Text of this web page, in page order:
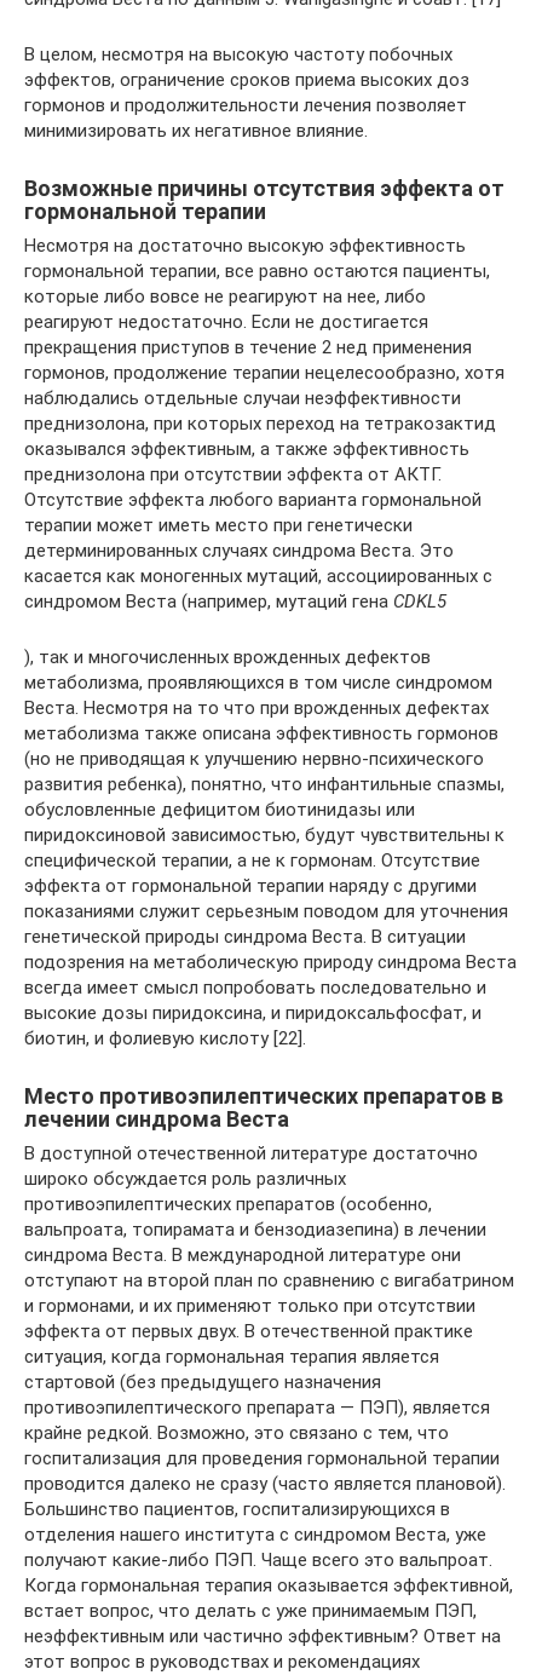
В целом, несмотря на высокую частоту побочных
эффектов, ограничение сроков приема высоких доз
гормонов и продолжительности лечения позволяет
минимизировать их негативное влияние.
Возможные причины отсутствия эффекта от
гормональной терапии
Несмотря на достаточно высокую эффективность
гормональной терапии, все равно остаются пациенты,
которые либо вовсе не реагируют на нее, либо
реагируют недостаточно. Если не достигается
прекращения приступов в течение 2 нед применения
гормонов, продолжение терапии нецелесообразно, хотя
наблюдались отдельные случаи неэффективности
преднизолона, при которых переход на тетракозактид
оказывался эффективным, а также эффективность
преднизолона при отсутствии эффекта от АКТГ.
Отсутствие эффекта любого варианта гормональной
терапии может иметь место при генетически
детерминированных случаях синдрома Веста. Это
касается как моногенных мутаций, ассоциированных с
синдромом Веста (например, мутаций гена CDKL5
), так и многочисленных врожденных дефектов
метаболизма, проявляющихся в том числе синдромом
Веста. Несмотря на то что при врожденных дефектах
метаболизма также описана эффективность гормонов
(но не приводящая к улучшению нервно-психического
развития ребенка), понятно, что инфантильные спазмы,
обусловленные дефицитом биотинидазы или
пиридоксиновой зависимостью, будут чувствительны к
специфической терапии, а не к гормонам. Отсутствие
эффекта от гормональной терапии наряду с другими
показаниями служит серьезным поводом для уточнения
генетической природы синдрома Веста. В ситуации
подозрения на метаболическую природу синдрома Веста
всегда имеет смысл попробовать последовательно и
высокие дозы пиридоксина, и пиридоксальфосфат, и
биотин, и фолиевую кислоту [22].
Место противоэпилептических препаратов в
лечении синдрома Веста
В доступной отечественной литературе достаточно
широко обсуждается роль различных
противоэпилептических препаратов (особенно,
вальпроата, топирамата и бензодиазепина) в лечении
синдрома Веста. В международной литературе они
отступают на второй план по сравнению с вигабатрином
и гормонами, и их применяют только при отсутствии
эффекта от первых двух. В отечественной практике
ситуация, когда гормональная терапия является
стартовой (без предыдущего назначения
противоэпилептического препарата — ПЭП), является
крайне редкой. Возможно, это связано с тем, что
госпитализация для проведения гормональной терапии
проводится далеко не сразу (часто является плановой).
Большинство пациентов, госпитализирующихся в
отделения нашего института с синдромом Веста, уже
получают какие-либо ПЭП. Чаще всего это вальпроат.
Когда гормональная терапия оказывается эффективной,
встает вопрос, что делать с уже принимаемым ПЭП,
неэффективным или частично эффективным? Ответ на
этот вопрос в руководствах и рекомендациях